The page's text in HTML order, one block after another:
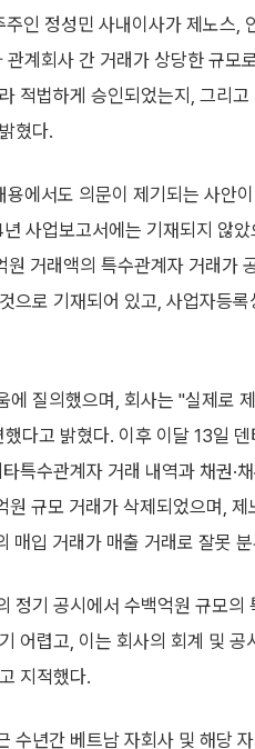
인 정성민 사내이사가 제노스,
계회사 간 거래가 상당한 규
적법하게 승인되었는지, 그리
혔다.
에서도 의문이 제기되는 사안
사업보고서에는 기재되지 않
거래액의 특수관계자 거래가
으로 기재되어 있고, 사업자등
질의했으며, 회사는 "실제로
다고 밝혔다. 이후 이달 13일
특수관계자 거래 내역과 채권·
원 규모 거래가 삭제되었으며,
매입 거래가 매출 거래로 잘못
정기 공시에서 수백억원 규모
어렵고, 이는 회사의 회계 및
지적했다.
수년간 베트남 자회사 및 해당